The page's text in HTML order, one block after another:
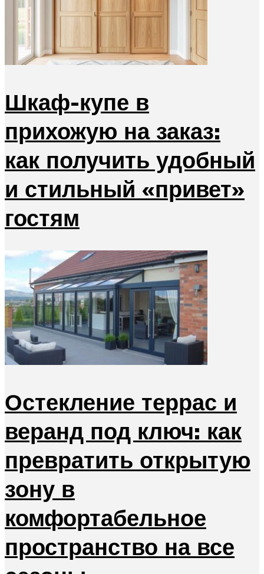
Шкаф-купе в
прихожую на заказ:
как получить удобный
и стильный «привет»
гостям
Остекление террас и
веранд под ключ: как
превратить открытую
зону в
комфортабельное
пространство на все